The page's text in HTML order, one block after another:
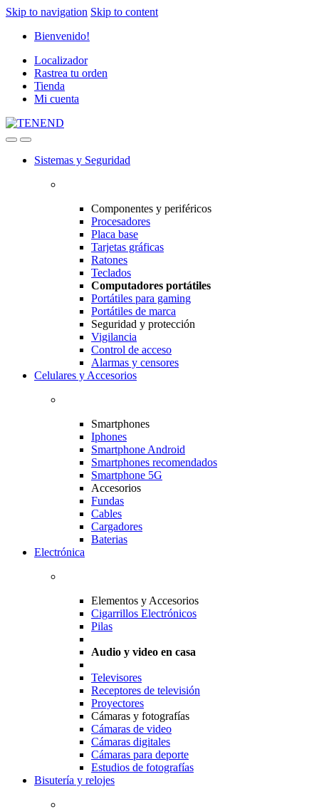
Skip to navigation Skip to content
Bienvenido!
Localizador
Rastrea tu orden
Tienda
Mi cuenta
Sistemas y Seguridad
Componentes y periféricos
Procesadores
Placa base
Tarjetas gráficas
Ratones
Teclados
Computadores portátiles
Portátiles para gaming
Portátiles de marca
Seguridad y protección
Vigilancia
Control de acceso
Alarmas y censores
Celulares y Accesorios
Smartphones
Iphones
Smartphone Android
Smartphones recomendados
Smartphone 5G
Accesorios
Fundas
Cables
Cargadores
Baterias
Electrónica
Elementos y Accesorios
Cigarrillos Electrónicos
Pilas
Audio y video en casa
Televisores
Receptores de televisión
Proyectores
Cámaras y fotografías
Cámaras de video
Cámaras digitales
Cámaras para deporte
Estudios de fotografías
Bisutería y relojes